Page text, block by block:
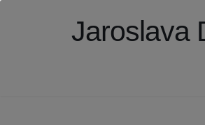
Jaroslava